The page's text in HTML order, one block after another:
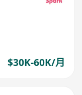
$30K-60K/月